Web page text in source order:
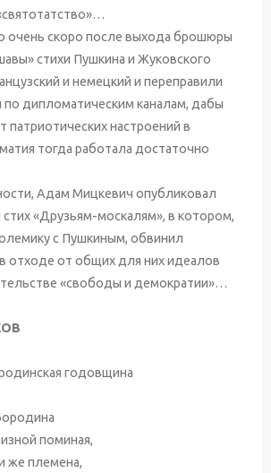
очень скоро после выхода брошюры
стихи Пушкина и Жуковского
и немецкий и переправили
по дипломатическим каналам, дабы
патриотических настроений в
тогда работала достаточно
Адам Мицкевич опубликовал
стих «Друзьям-москалям», в котором,
с Пушкиным, обвинил
в отходе от общих для них идеалов
«свободы и демократии»…
годовщина
поминая,
же племена,